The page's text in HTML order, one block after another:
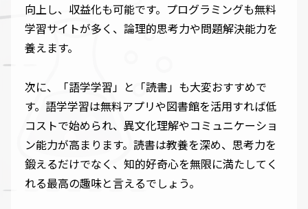
向上し、収益化も可能です。プログラミングも無料
学習サイトが多く、論理的思考力や問題解決能力を
養えます。
次に、「語学学習」と「読書」も大変おすすめで
す。語学学習は無料アプリや図書館を活用すれば低
コストで始められ、異文化理解やコミュニケーショ
ン能力が高まります。読書は教養を深め、思考力を
鍛えるだけでなく、知的好奇心を無限に満たしてく
れる最高の趣味と言えるでしょう。